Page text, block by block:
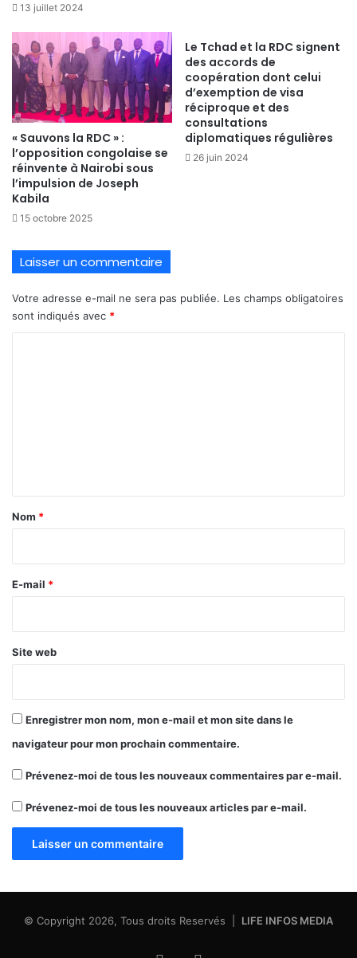
13 juillet 2024
« Sauvons la RDC » :
l’opposition congolaise se
réinvente à Nairobi sous
l’impulsion de Joseph
Kabila
15 octobre 2025
Le Tchad et la RDC signent
des accords de
coopération dont celui
d’exemption de visa
réciproque et des
consultations
diplomatiques régulières
26 juin 2024
Laisser un commentaire
Votre adresse e-mail ne sera pas publiée. Les champs obligatoires
sont indiqués avec *
a
e
Nom *
E-mail *
Site web
Enregistrer mon nom, mon e-mail et mon site dans le
navigateur pour mon prochain commentaire.
Prévenez-moi de tous les nouveaux commentaires par e-mail.
Prévenez-moi de tous les nouveaux articles par e-mail.
© Copyright 2026, Tous droits Reservés | LIFE INFOS MEDIA